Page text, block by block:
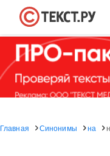
Главная Синонимы на